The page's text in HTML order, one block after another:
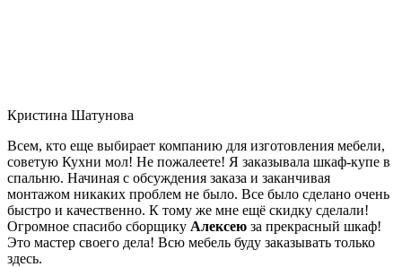
Кристина Шатунова
Всем, кто еще выбирает компанию для изготовления мебели,
советую Кухни мол! Не пожалеете! Я заказывала шкаф-купе в
спальню. Начиная с обсуждения заказа и заканчивая
монтажом никаких проблем не было. Все было сделано очень
быстро и качественно. К тому же мне ещё скидку сделали!
Огромное спасибо сборщику Алексею за прекрасный шкаф!
Это мастер своего дела! Всю мебель буду заказывать только
здесь.